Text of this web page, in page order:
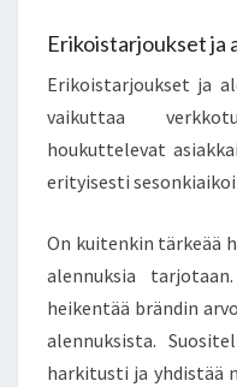
Erikoistarjoukset ja
Erikoistarjoukset ja
vaikuttaa
houkuttelevat
erityisesti
On kuitenkin tärkeää
alennuksia
heikentää brändin
alennuksista.
harkitusti ja yhdistää